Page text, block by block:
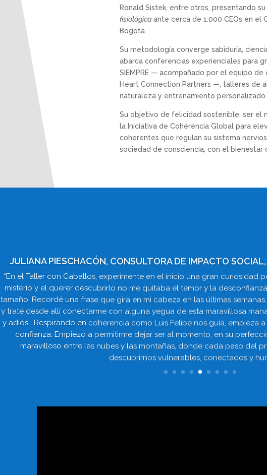
Ronald Sistek, entre otros, presentando
fisiológicaante cerca de 1.000 CEOs en el
Bogotá.
Su metodología converge sabiduría,
abarca conferencias experienciales para
SIEMPRE — acompañado por el equipo
Heart Connection Partners —, talleres de
naturaleza y entrenamiento
Su objetivo de felicidad sostenible: ser el
la Iniciativa de Coherencia Global para
coherentes que regulan su sistema
sociedad de consciencia, con el
JULIANA PIESCHACÓN, CONSULTORA DE IMPACTO
“En el Taller con Caballos, experimente en el inicio una gran curiosidad
misterio y el querer descubrirlo no me quitaba el temor y la
tamaño. Recordé una frase que gira en mi cabeza en las últimas
y traté desde allí conectarme con alguna yegua de esta maravillosa
y adiós. Respirando en coherencia como Luis Felipe nos guía, empieza
confianza. Empiezo a permitirme dejar ser al momento, en su
maravilloso entre las nubes y las montañas, donde cada paso del
descubrirnos vulnerables, conectados y